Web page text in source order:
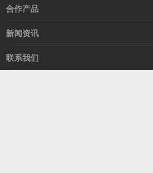
高速线缆
以太网交换机
合作产品
希捷硬盘
新闻资讯
行业动态
技术视角
联系我们